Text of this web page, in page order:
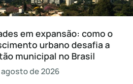
em expansão: como o
urbano desafia a
municipal no Brasil
de 2026